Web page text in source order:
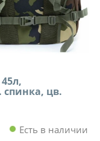
спинка, цв.
Есть в наличии